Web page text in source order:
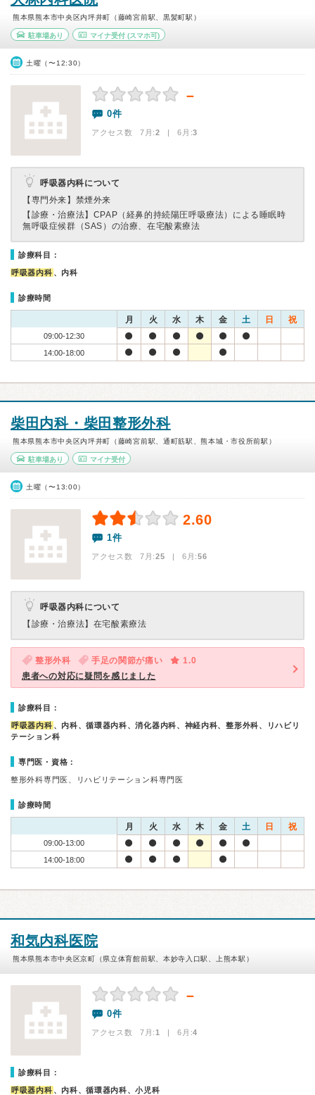
熊本県熊本市中央区内坪井町（藤崎宮前駅、黒髪町駅）
駐車場あり マイナ受付(スマホ可)
土曜（〜12:30）
－
0件
アクセス数 7月:2 | 6月:3
呼吸器内科について
【専門外来】 禁煙外来
【診療・治療法】 CPAP（経鼻的持続陽圧呼吸療法）による睡眠時
無呼吸症候群（SAS）の治療、在宅酸素療法
診療科目：
呼吸器内科 、内科
診療時間
月 火 水 木 金 土 日 祝
09:00-12:30
14:00-18:00
柴田内科・柴田整形外科
熊本県熊本市中央区内坪井町（藤崎宮前駅、通町筋駅、熊本城・市役所前駅）
駐車場あり マイナ受付
土曜（〜13:00）
2.60
1件
アクセス数 7月:25 | 6月:56
呼吸器内科について
【診療・治療法】 在宅酸素療法
整形外科 手足の関節が痛い
1.0
患者への対応に疑問を感じました
診療科目：
呼吸器内科 、内科、循環器内科、消化器内科、神経内科、整形外科、リハビリ
テーション科
専門医・資格：
整形外科専門医、リハビリテーション科専門医
診療時間
月 火 水 木 金 土 日 祝
09:00-13:00
14:00-18:00
和気内科医院
熊本県熊本市中央区京町（県立体育館前駅、本妙寺入口駅、上熊本駅）
－
0件
アクセス数 7月:1 | 6月:4
診療科目：
呼吸器内科 、内科、循環器内科、小児科